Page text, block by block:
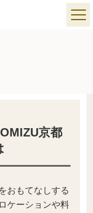
京都
おもてなしする
ケーションや料